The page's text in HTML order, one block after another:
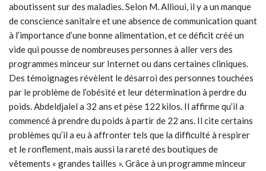
aboutissent sur des maladies. Selon M. Allioui, il y a un manque
de conscience sanitaire et une absence de communication quant
à l’importance d’une bonne alimentation, et ce déficit créé un
vide qui pousse de nombreuses personnes à aller vers des
programmes minceur sur Internet ou dans certaines cliniques.
Des témoignages révèlent le désarroi des personnes touchées
par le problème de l’obésité et leur détermination à perdre du
poids. Abdeldjalel a 32 ans et pèse 122 kilos. Il affirme qu’il a
commencé à prendre du poids à partir de 22 ans. Il cite certains
problèmes qu’il a eu à affronter tels que la difficulté à respirer
et le ronflement, mais aussi la rareté des boutiques de
vêtements « grandes tailles ». Grâce à un programme minceur